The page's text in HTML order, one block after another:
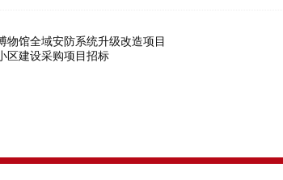
物馆全域安防系统升级改造项目
区建设采购项目招标